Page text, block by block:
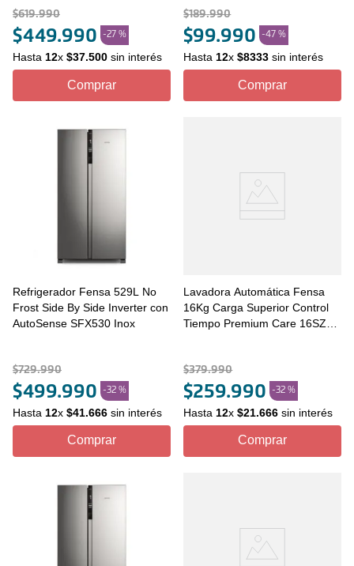
$619.990
$449.990 -27 %
Hasta 12x $37.500 sin interés
Comprar
$189.990
$99.990 -47 %
Hasta12x$8333 sin interés
Comprar
Refrigerador Fensa 529L No
Frost Side By Side Inverter con
AutoSense SFX530 Inox
$729.990
$499.990 -32 %
Hasta 12x $41.666 sin interés
Comprar
Lavadora Automática Fensa
16Kg Carga Superior Control
Tiempo Premium Care 16SZ
$379.990
$259.990 -32 %
Hasta 12x$21.666 sin interés
Comprar